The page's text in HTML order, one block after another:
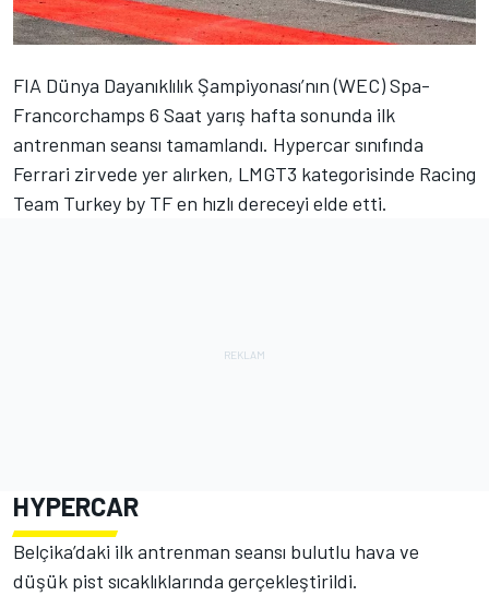
FIA Dünya Dayanıklılık Şampiyonası’nın (WEC) Spa-
Francorchamps 6 Saat yarış hafta sonunda ilk
antrenman seansı tamamlandı. Hypercar sınıfında
Ferrari zirvede yer alırken, LMGT3 kategorisinde Racing
Team Turkey by TF en hızlı dereceyi elde etti.
HYPERCAR
Belçika’daki ilk antrenman seansı bulutlu hava ve
düşük pist sıcaklıklarında gerçekleştirildi.